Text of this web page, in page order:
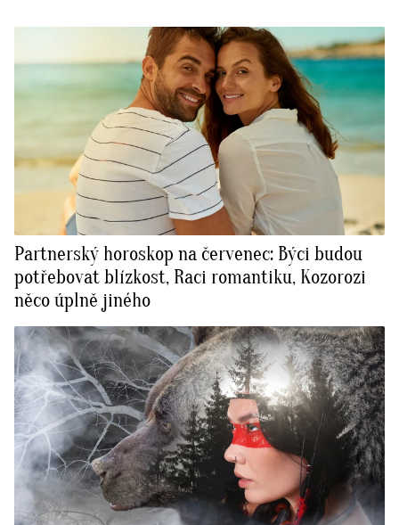
Partnerský horoskop na červenec: Býci budou
potřebovat blízkost, Raci romantiku, Kozorozi
něco úplně jiného